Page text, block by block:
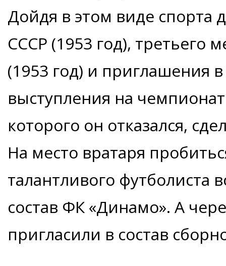
Дойдя в этом виде спорта
СССР (1953 год), третьего
(1953 год) и приглашения
выступления на
которого он отказался,
На место вратаря
талантливого футболиста
состав ФК «Динамо». А
пригласили в состав